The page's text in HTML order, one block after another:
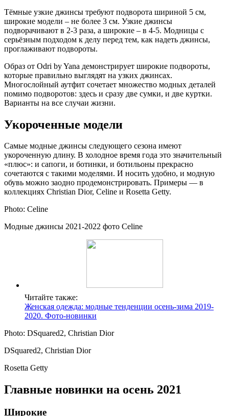
Тёмные узкие джинсы требуют подворота шириной 5 см,
широкие модели – не более 3 см. Узкие джинсы
подворачивают в 2-3 раза, а широкие – в 4-5. Модницы с
серьёзным подходом к делу перед тем, как надеть джинсы,
проглаживают подвороты.
Образ от Odri by Yana демонстрирует широкие подвороты,
которые правильно выглядят на узких джинсах.
Многослойный аутфит сочетает множество модных деталей
помимо подворотов: здесь и сразу две сумки, и две куртки.
Варианты на все случаи жизни.
Укороченные модели
Самые модные джинсы следующего сезона имеют
укороченную длину. В холодное время года это значительный
«плюс»: и сапоги, и ботинки, и ботильоны прекрасно
сочетаются с такими моделями. И носить удобно, и модную
обувь можно заодно продемонстрировать. Примеры — в
коллекциях Christian Dior, Celine и Rosetta Getty.
Photo: Celine
Модные джинсы 2021-2022 фото Celine
Читайте также:
Женская одежда: модные тенденции осень-зима 2019-
2020. Фото-новинки
Photo: DSquared2, Christian Dior
DSquared2, Christian Dior
Rosetta Getty
Главные новинки на осень 2021
Широкие